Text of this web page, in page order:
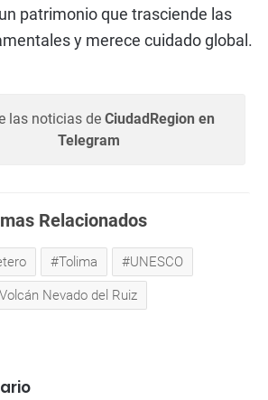
patrimonio que trasciende las
y merece cuidado global.
las noticias de CiudadRegion en
Telegram
Relacionados
Tolima UNESCO
Nevado del Ruiz